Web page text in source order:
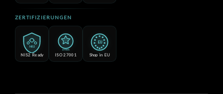
ZERTIFIZIERUNGEN
NIS2
NIS2 Ready
27001
ISO 27001
EU
Shop in EU